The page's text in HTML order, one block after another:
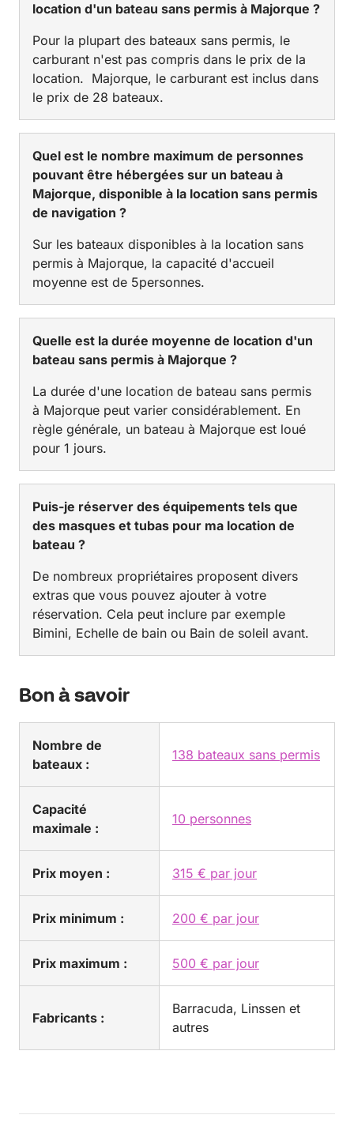
location d'un bateau sans permis à Majorque ?
Pour la plupart des bateaux sans permis, le
carburant n'est pas compris dans le prix de la
location. Majorque, le carburant est inclus dans
le prix de 28 bateaux.
Quel est le nombre maximum de personnes
pouvant être hébergées sur un bateau à
Majorque, disponible à la location sans permis
de navigation ?
Sur les bateaux disponibles à la location sans
permis à Majorque, la capacité d'accueil
moyenne est de 5personnes.
Quelle est la durée moyenne de location d'un
bateau sans permis à Majorque ?
La durée d'une location de bateau sans permis
à Majorque peut varier considérablement. En
règle générale, un bateau à Majorque est loué
pour 1 jours.
Puis-je réserver des équipements tels que
des masques et tubas pour ma location de
bateau ?
De nombreux propriétaires proposent divers
extras que vous pouvez ajouter à votre
réservation. Cela peut inclure par exemple
Bimini, Echelle de bain ou Bain de soleil avant.
Bon à savoir
Nombre de
bateaux :
138 bateaux sans permis
Capacité
maximale :
10 personnes
Prix moyen : 315 € par jour
Prix minimum : 200 € par jour
Prix maximum : 500 € par jour
Fabricants :
Barracuda, Linssen et
autres